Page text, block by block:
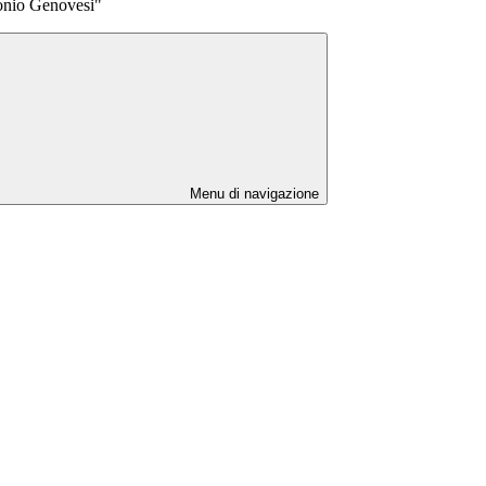
Genovesi"
Menu di navigazione